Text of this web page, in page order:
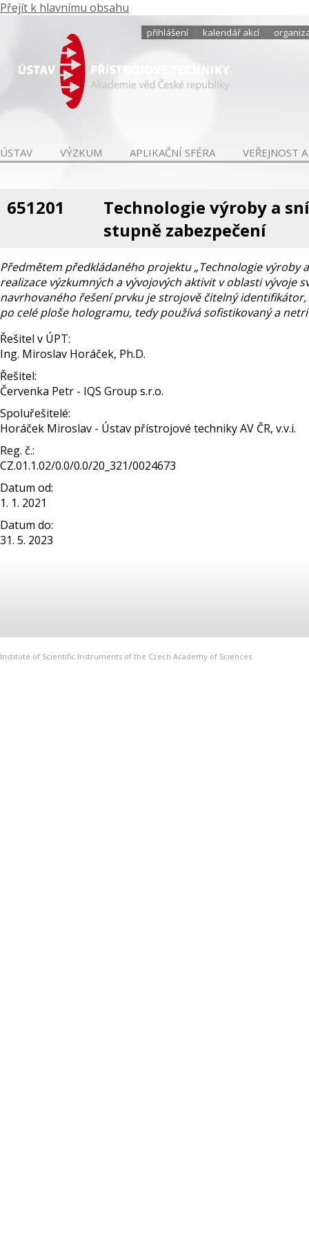
Přejít k hlavnímu obsahu
přihlášení kalendář akcí
ÚSTAV VÝZKUM APLIKAČNÍ SFÉRA VEŘEJNOST
651201
Technologie výroby a
stupně zabezpečení
Předmětem předkládaného projektu „Technologie výroby
realizace výzkumných a vývojových aktivit v oblasti vývoje
navrhovaného řešení prvku je strojově čitelný
po celé ploše hologramu, tedy používá sofistikovaný a
Řešitel v ÚPT:
Ing. Miroslav Horáček, Ph.D.
Řešitel:
Červenka Petr - IQS Group s.r.o.
Spoluřešitelé:
Horáček Miroslav - Ústav přístrojové techniky AV ČR, v.v.i.
Reg. č.:
CZ.01.1.02/0.0/0.0/20_321/0024673
Datum od:
1. 1. 2021
Datum do:
31. 5. 2023
Institute of Scientific Instruments of the Czech Academy of Sciences